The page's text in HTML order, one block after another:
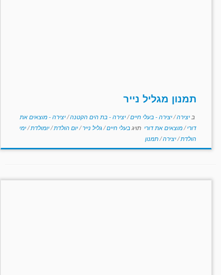
תמנון מגליל נייר
ב יצירה/יצירה - בעלי חיים/יצירה - בת הים הקטנה/יצירה - מוצאים את
דורי/מוצאים את דורי תויגבעלי חיים/גליל נייר/יום הולדת/יומולדת/ימי
הולדת/יצירה/תמנון